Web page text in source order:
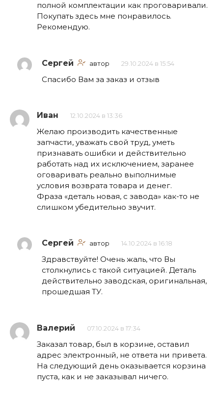
полной комплектации как проговаривали.
Покупать здесь мне понравилось.
Рекомендую.
Сергей автор 29.10.2024 в 15:54
Спасибо Вам за заказ и отзыв
Иван 12.10.2024 в 13:36
Желаю производить качественные
запчасти, уважать свой труд, уметь
признавать ошибки и действительно
работать над их исключением, заранее
оговаривать реально выполнимые
условия возврата товара и денег.
Фраза «деталь новая, с завода» как-то не
слишком убедительно звучит.
Сергей автор 14.10.2024 в 16:18
Здравствуйте! Очень жаль, что Вы
столкнулись с такой ситуацией. Деталь
действительно заводская, оригинальная,
прошедшая ТУ.
Валерий 07.10.2024 в 17:34
Заказал товар, был в корзине, оставил
адрес электронный, не ответа ни привета.
На следующий день оказывается корзина
пуста, как и не заказывал ничего.